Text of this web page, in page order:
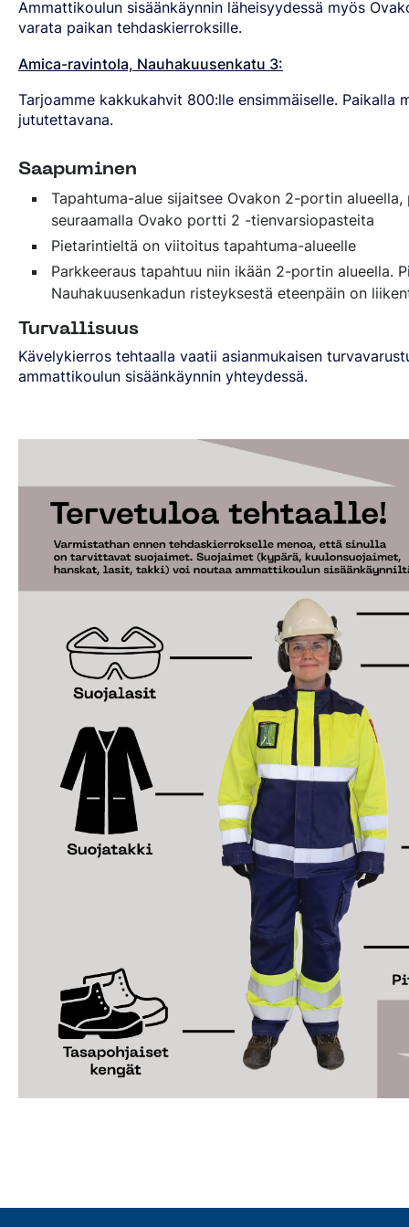
Ammattikoulun sisäänkäynnin läheisyydessä myös
varata paikan tehdaskierroksille.
Amica-ravintola, Nauhakuusenkatu 3:
Tarjoamme kakkukahvit 800:lle ensimmäiselle. Paikalla
jututettavana.
Saapuminen
Tapahtuma-alue sijaitsee Ovakon 2-portin alueella,
seuraamalla Ovako portti 2 -tienvarsiopasteita
Pietarintieltä on viitoitus tapahtuma-alueelle
Parkkeeraus tapahtuu niin ikään 2-portin alueella.
Nauhakuusenkadun risteyksestä eteenpäin on
Turvallisuus
Kävelykierros tehtaalla vaatii asianmukaisen
ammattikoulun sisäänkäynnin yhteydessä.